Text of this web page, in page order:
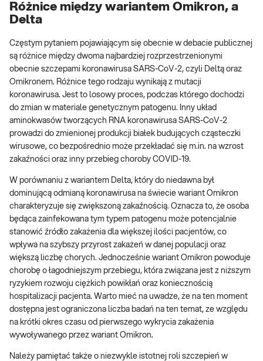
Różnice między wariantem Omikron, a
Delta
Częstym pytaniem pojawiającym się obecnie w debacie publicznej
są różnice między dwoma najbardziej rozprzestrzenionymi
obecnie szczepami koronawirusa SARS-CoV-2, czyli Deltą oraz
Omikronem. Różnice tego rodzaju wynikają z mutacji
koronawirusa. Jest to losowy proces, podczas którego dochodzi
do zmian w materiale genetycznym patogenu. Inny układ
aminokwasów tworzących RNA koronawirusa SARS-CoV-2
prowadzi do zmienionej produkcji białek budujących cząsteczki
wirusowe, co bezpośrednio może przekładać się m.in. na wzrost
zakaźności oraz inny przebieg choroby COVID-19.
W porównaniu z wariantem Delta, który do niedawna był
dominującą odmianą koronawirusa na świecie wariant Omikron
charakteryzuje się zwiększoną zakaźnością. Oznacza to, że osoba
będąca zainfekowana tym typem patogenu może potencjalnie
stanowić źródło zakażenia dla większej ilości pacjentów, co
wpływa na szybszy przyrost zakażeń w danej populacji oraz
większą liczbę chorych. Jednocześnie wariant Omikron powoduje
chorobę o łagodniejszym przebiegu, która związana jest z niższym
ryzykiem rozwoju ciężkich powikłań oraz koniecznością
hospitalizacji pacjenta. Warto mieć na uwadze, że na ten moment
dostępna jest ograniczona liczba badań na ten temat, ze względu
na krótki okres czasu od pierwszego wykrycia zakażenia
wywoływanego przez wariant Omikron.
Należy pamiętać także o niezwykle istotnej roli szczepień w